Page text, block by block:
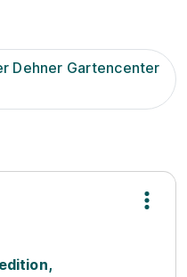
Dehner Gartencenter